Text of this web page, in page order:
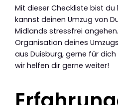
Mit dieser Checkliste bist
kannst deinen Umzug von
Midlands stressfrei
Organisation deines
aus Duisburg, gerne für
wir helfen dir gerne weiter!